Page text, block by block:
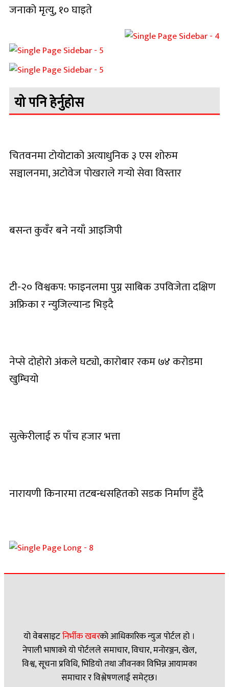
जनाको मृत्यु, १० घाइते
यो पनि हेर्नुहोस
चितवनमा टोयोटाको अत्याधुनिक ३ एस शोरुम
सञ्चालनमा, अटोवेज पोखराले गर्‍यो सेवा विस्तार
बसन्त कुवँर बने नयाँ आइजिपी
टी-२० विश्वकप: फाइनलमा पुग्न साबिक उपविजेता दक्षिण
अफ्रिका र न्युजिल्यान्ड भिड्दै
नेप्से दोहोरो अंकले घट्यो, कारोबार रकम ७४ करोडमा
खुम्चियो
सुत्केरीलाई रु पाँच हजार भत्ता
नारायणी किनारमा तटबन्धसहितको सडक निर्माण हुँदै
यो वेबसाइटनिर्भीक खबरकाे आधिकारिक न्युज पोर्टल हो ।
नेपाली भाषाको यो पोर्टलले समाचार, विचार, मनोरञ्जन, खेल,
विश्व, सूचना प्रविधि, भिडियो तथा जीवनका विभिन्न आयामका
समाचार र विश्लेषणलाई समेट्छ।